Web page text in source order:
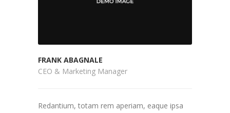
FRANK ABAGNALE
CEO & Marketing Manager
Redantium, totam rem aperiam, eaque ipsa